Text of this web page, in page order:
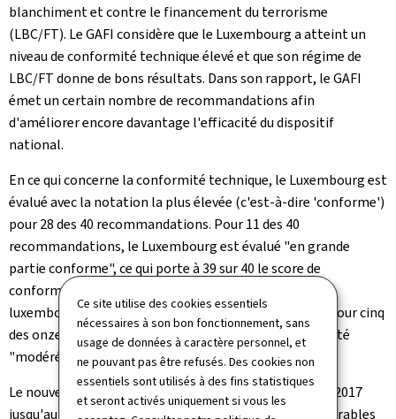
Ce site utilise des cookies essentiels
nécessaires à son bon fonctionnement, sans
usage de données à caractère personnel, et
ne pouvant pas être refusés. Des cookies non
essentiels sont utilisés à des fins statistiques
et seront activés uniquement si vous les
blanchiment et contre le financement du terrorisme
(LBC/FT). Le GAFI considère que le Luxembourg a atteint un
niveau de conformité technique élevé et que son régime de
LBC/FT donne de bons résultats. Dans son rapport, le GAFI
émet un certain nombre de recommandations afin
d'améliorer encore davantage l'efficacité du dispositif
national.
En ce qui concerne la conformité technique, le Luxembourg est
évalué avec la notation la plus élevée (c'est-à-dire 'conforme')
pour 28 des 40 recommandations. Pour 11 des 40
recommandations, le Luxembourg est évalué "en grande
partie conforme", ce qui porte à 39 sur 40 le score de
conformité technique. L'efficacité du dispositif
luxembourgeois a été évaluée comme "significative" pour cinq
des onze résultats immédiats, avec un niveau d'efficacité
"modéré" pour les résultats immédiats restants.
Le nouveau rapport, couvrant la période du 1er janvier 2017
jusqu'au 18 novembre 2022, reflète les progrès considérables